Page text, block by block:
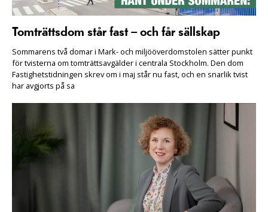
Tomträttsdom står fast – och får sällskap
Sommarens två domar i Mark- och miljööverdomstolen sätter punkt
för tvisterna om tomträttsavgälder i centrala Stockholm. Den dom
Fastighetstidningen skrev om i maj står nu fast, och en snarlik tvist
har avgjorts på sa